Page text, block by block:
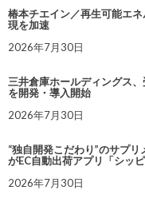
椿本チエイン／再生可能エ
現を加速
2026年7月30日
三井倉庫ホールディングス
を開発・導入開始
2026年7月30日
“独自開発こだわり”のサプ
がEC自動出荷アプリ「シッ
2026年7月30日